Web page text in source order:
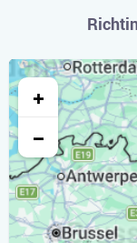
+
−